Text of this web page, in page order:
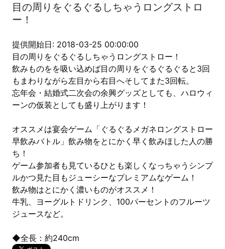
目の周りをぐるぐるしちゃうロングストロ
ー！
提供開始日: 2018-03-25 00:00:00
目の周りをぐるぐるしちゃうロングストロー！
飲みものをを吸い込めば目の周りをぐるぐるぐると3回
もまわりながら左目から右目へそしてまた3回転。
忘年会・結婚式二次会の余興グッズとしても、ハロウィ
ーンの仮装としても盛り上がります！
オススメは宴会ゲーム「ぐるぐるメガネロングストロー
早飲みバトル」飲み物をとにかく早く飲みほした人の勝
ち！
ゲーム参加者も見ているひとも楽しくなっちゃうシンプ
ルかつ見た目もジューシーなプレミアムなゲーム！
飲み物はとにかく濃いものがオススメ！
牛乳、ヨーグルトドリンク、100パーセントのフルーツ
ジュースなど。
◆全長：約240cm